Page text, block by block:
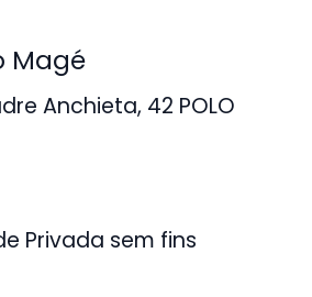
Magé
Anchieta, 42 POLO
Privada sem fins